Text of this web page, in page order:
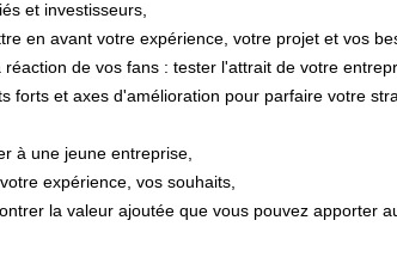
et investisseurs,
en avant votre expérience, votre projet et vos
de vos fans : tester l'attrait de votre
forts et axes d'amélioration pour parfaire votre
à une jeune entreprise,
expérience, vos souhaits,
la valeur ajoutée que vous pouvez apporter